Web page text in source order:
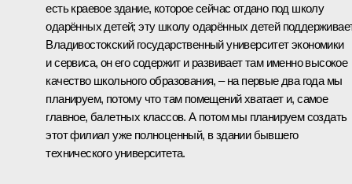
есть краевое здание, которое сейчас отдано под школу
одарённых детей; эту школу одарённых детей
Владивостокский государственный университет экономики
и сервиса, он его содержит и развивает там именно высокое
качество школьного образования, – на первые два года мы
планируем, потому что там помещений хватает и, самое
главное, балетных классов. А потом мы планируем создать
этот филиал уже полноценный, в здании бывшего
технического университета.